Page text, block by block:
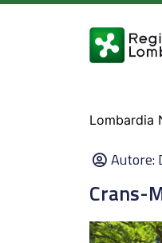
Lombardia
Autore:
Crans-